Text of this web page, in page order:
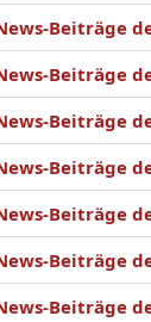
Beiträge
Beiträge
Beiträge
Beiträge
Beiträge
Beiträge
Beiträge